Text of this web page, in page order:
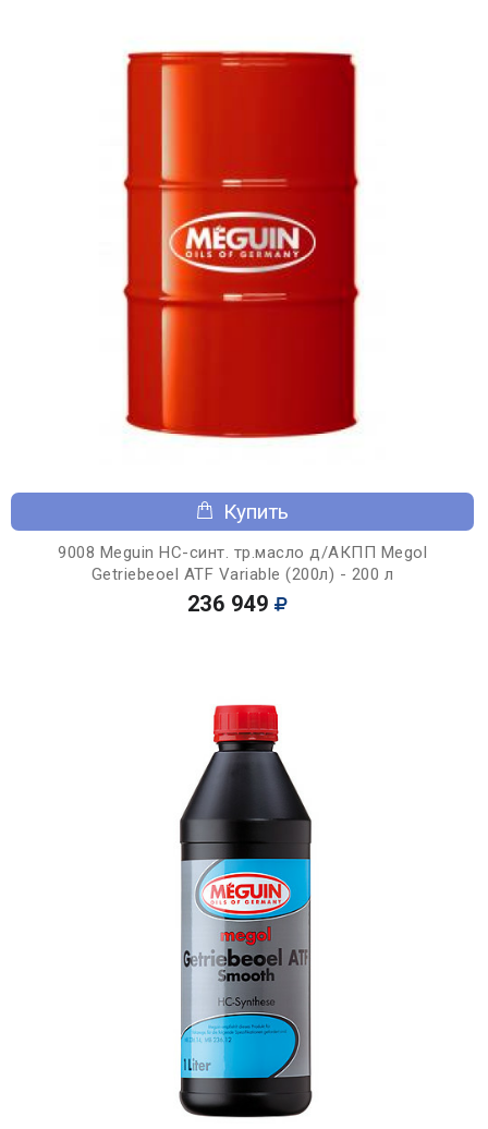
Купить
9008 Meguin НС-синт. тр.масло д/АКПП Megol
Getriebeoel ATF Variable (200л) - 200 л
236 949